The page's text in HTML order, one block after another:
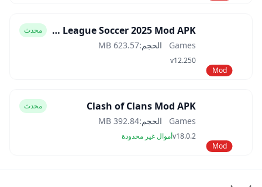
Mod
Dream League Soccer 2025 Mod APK محدث
Games الحجم:623.57 MB
v12.250
Mod
Clash of Clans Mod APK محدث
Games الحجم:392.84 MB
v18.0.2أموال غير محدودة